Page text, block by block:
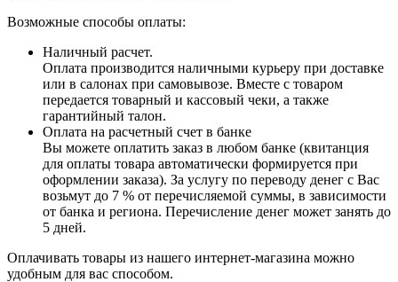
Возможные способы оплаты:
Наличный расчет.
Оплата производится наличными курьеру при доставке
или в салонах при самовывозе. Вместе с товаром
передается товарный и кассовый чеки, а также
гарантийный талон.
Оплата на расчетный счет в банке
Вы можете оплатить заказ в любом банке (квитанция
для оплаты товара автоматически формируется при
оформлении заказа). За услугу по переводу денег с Вас
возьмут до 7 % от перечисляемой суммы, в зависимости
от банка и региона. Перечисление денег может занять до
5 дней.
Оплачивать товары из нашего интернет-магазина можно
удобным для вас способом.